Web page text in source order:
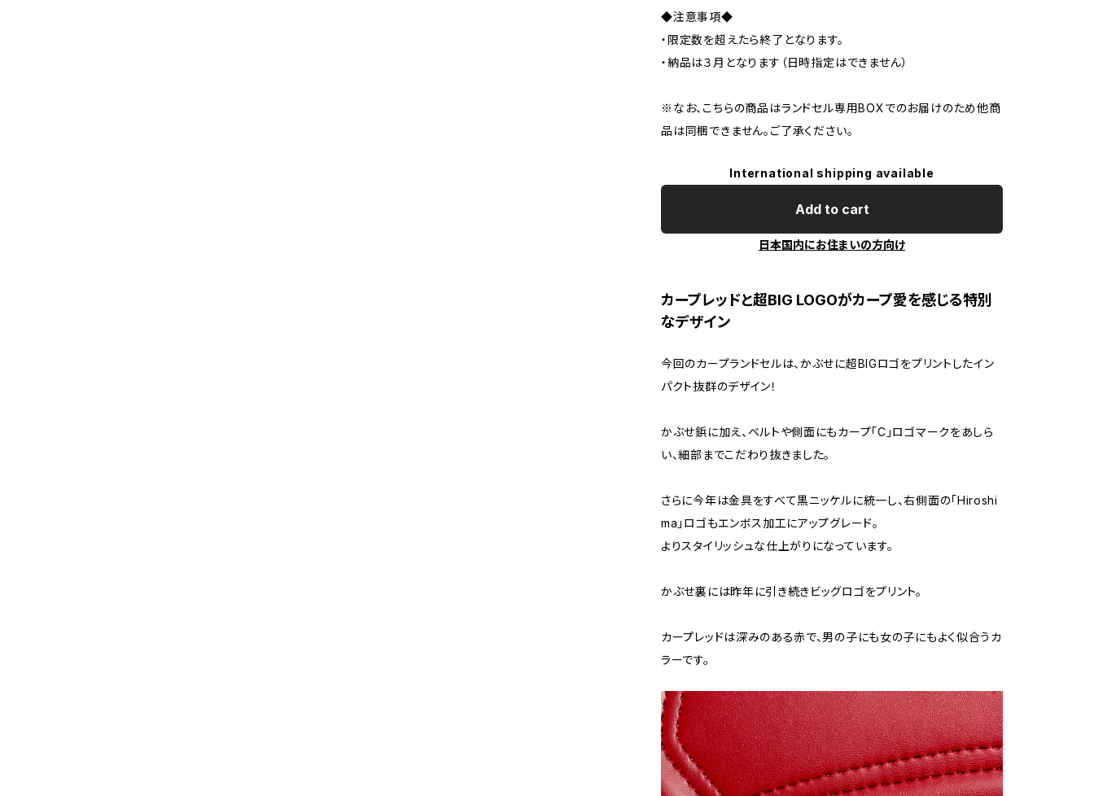
◆注意事項◆
・限定数を超えたら終了となります。
・納品は３月となります（日時指定はできません）
※なお、こちらの商品はランドセル専用BOXでのお届けのため他商
品は同梱できません。ご了承ください。
International shipping available
Add to cart
日本国内にお住まいの方向け
カープレッドと超BIG LOGOがカープ愛を感じる特別
なデザイン
今回のカープランドセルは、かぶせに超BIGロゴをプリントしたイン
パクト抜群のデザイン！
かぶせ鋲に加え、ベルトや側面にもカープ「C」ロゴマークをあしら
い、細部までこだわり抜きました。
さらに今年は金具をすべて黒ニッケルに統一し、右側面の「Hiroshi
ma」ロゴもエンボス加工にアップグレード。
よりスタイリッシュな仕上がりになっています。
かぶせ裏には昨年に引き続きビッグロゴをプリント。
カープレッドは深みのある赤で、男の子にも女の子にもよく似合うカ
ラーです。